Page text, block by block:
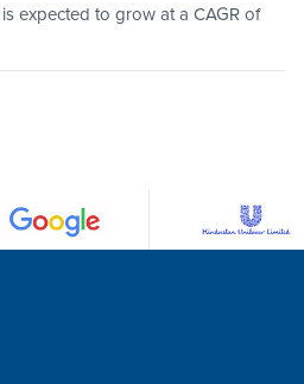
expected to grow at a CAGR of